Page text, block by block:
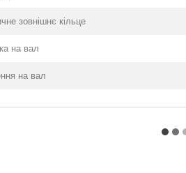
зовнішнє кільце
на вал
на вал